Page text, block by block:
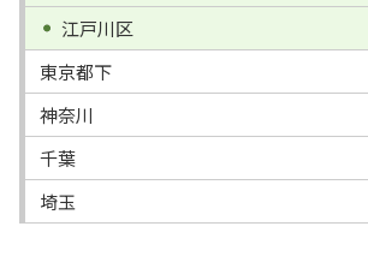
江戸川区
東京都下
神奈川
千葉
埼玉